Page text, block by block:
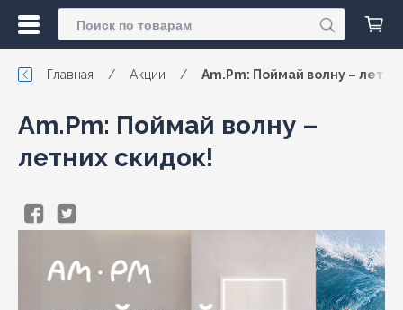
Главная / Акции / Am.Pm: Поймай волну –
Am.Pm: Поймай волну –
летних скидок!